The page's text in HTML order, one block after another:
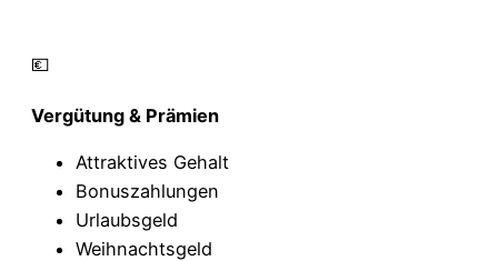
💶
Vergütung & Prämien
Attraktives Gehalt
Bonuszahlungen
Urlaubsgeld
Weihnachtsgeld